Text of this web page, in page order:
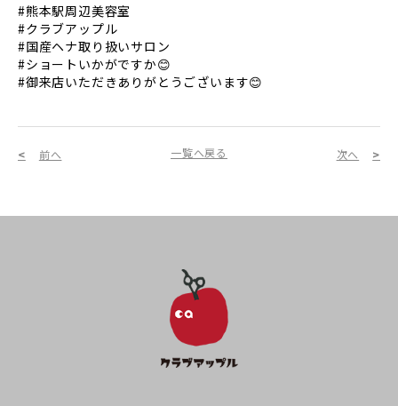
#熊本駅周辺美容室
#クラブアップル
#国産ヘナ取り扱いサロン
#ショートいかがですか😊
#御来店いただきありがとうございます😊
前へ 一覧へ戻る 次へ